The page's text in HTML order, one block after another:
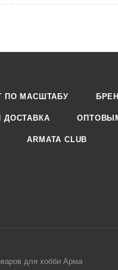
ПО МАСШТАБУ
ДОСТАВКА
ARMATA CLUB
для хобби Арма